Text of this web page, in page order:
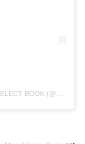
Une publication partagée par PARIS SELECT BOOK (@parisselect)